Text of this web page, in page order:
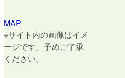
MAP
Facebook
Youtube
※サイト内の画像はイメ
ージです。予めご了承
ください。